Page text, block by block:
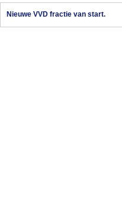
Nieuwe VVD fractie van start.